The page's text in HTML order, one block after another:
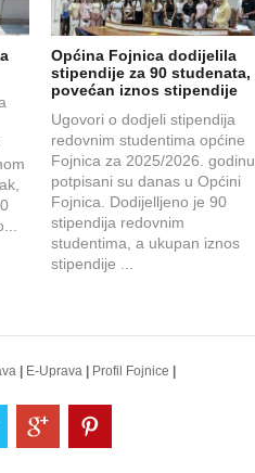
Općina Fojnica dodijelila
stipendije za 90 studenata,
povećan iznos stipendije
Ugovori o dodjeli stipendija
redovnim studentima općine
Fojnica za 2025/2026. godinu
potpisani su danas u Općini
Fojnica. Dodijelljeno je 90
stipendija redovnim
studentima, a ukupan iznos
stipendije ...
E-Uprava Profil Fojnice